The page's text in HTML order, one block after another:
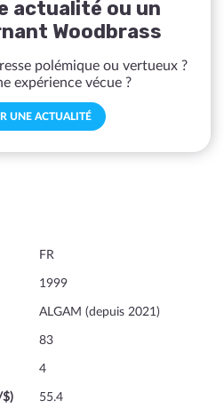
actualité ou un
Woodbrass
polémique ou vertueux ?
expérience vécue ?
UNE ACTUALITÉ
FR
1999
ALGAM (depuis 2021)
83
4
$) 55.4